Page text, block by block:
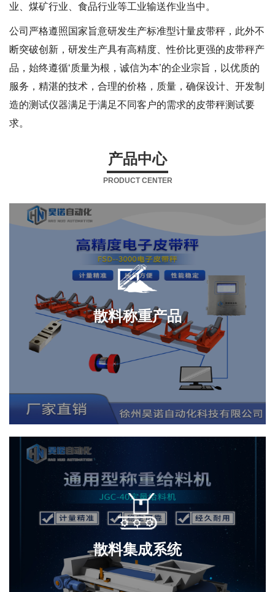
业、煤矿行业、食品行业等工业输送作业当中。
公司严格遵照国家旨意研发生产标准型计量皮带秤，此外不
断突破创新，研发生产具有高精度、性价比更强的皮带秤产
品，始终遵循‘质量为根，诚信为本’的企业宗旨，以优质的
服务，精湛的技术，合理的价格，质量，确保设计、开发制
造的测试仪器满足于满足不同客户的需求的皮带秤测试要
求。
产品中心
PRODUCT CENTER
散料称重产品
散料集成系统